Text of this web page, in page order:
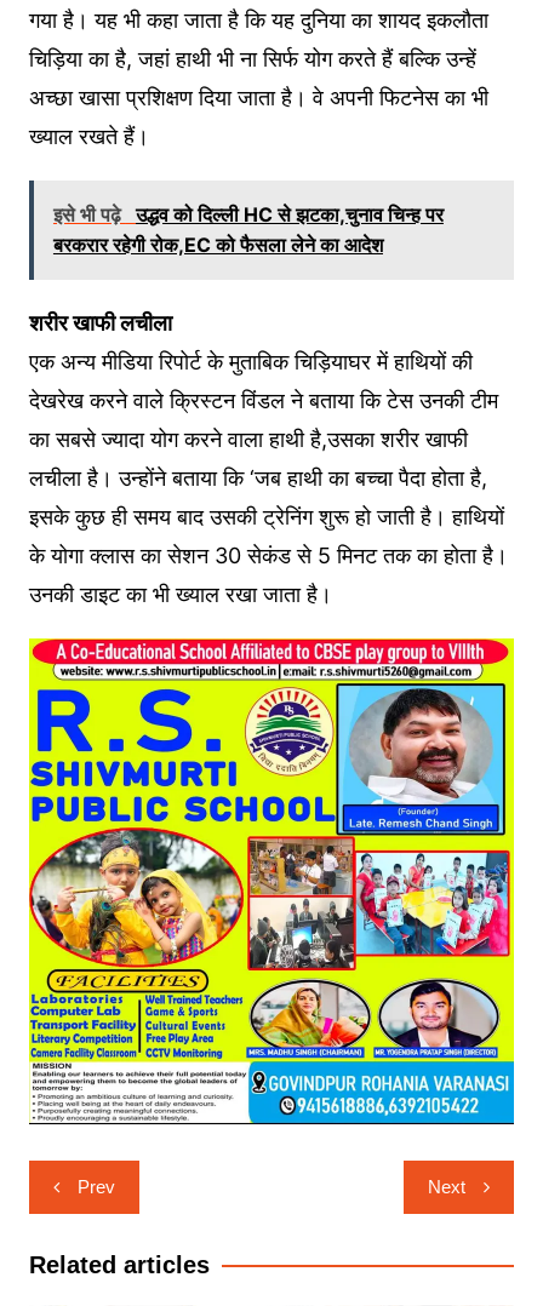
गया है। यह भी कहा जाता है कि यह दुनिया का शायद इकलौता
चिड़िया का है, जहां हाथी भी ना सिर्फ योग करते हैं बल्कि उन्हें
अच्छा खासा प्रशिक्षण दिया जाता है। वे अपनी फिटनेस का भी
ख्याल रखते हैं।
इसे भी पढ़े उद्धव को दिल्ली HC से झटका,चुनाव चिन्ह पर
बरकरार रहेगी रोक,EC को फैसला लेने का आदेश
शरीर खाफी लचीला
एक अन्य मीडिया रिपोर्ट के मुताबिक चिड़ियाघर में हाथियों की
देखरेख करने वाले क्रिस्टन विंडल ने बताया कि टेस उनकी टीम
का सबसे ज्यादा योग करने वाला हाथी है,उसका शरीर खाफी
लचीला है। उन्होंने बताया कि ‘जब हाथी का बच्चा पैदा होता है,
इसके कुछ ही समय बाद उसकी ट्रेनिंग शुरू हो जाती है। हाथियों
के योगा क्लास का सेशन 30 सेकंड से 5 मिनट तक का होता है।
उनकी डाइट का भी ख्याल रखा जाता है।
Post
navigation
Prev Next
Related articles